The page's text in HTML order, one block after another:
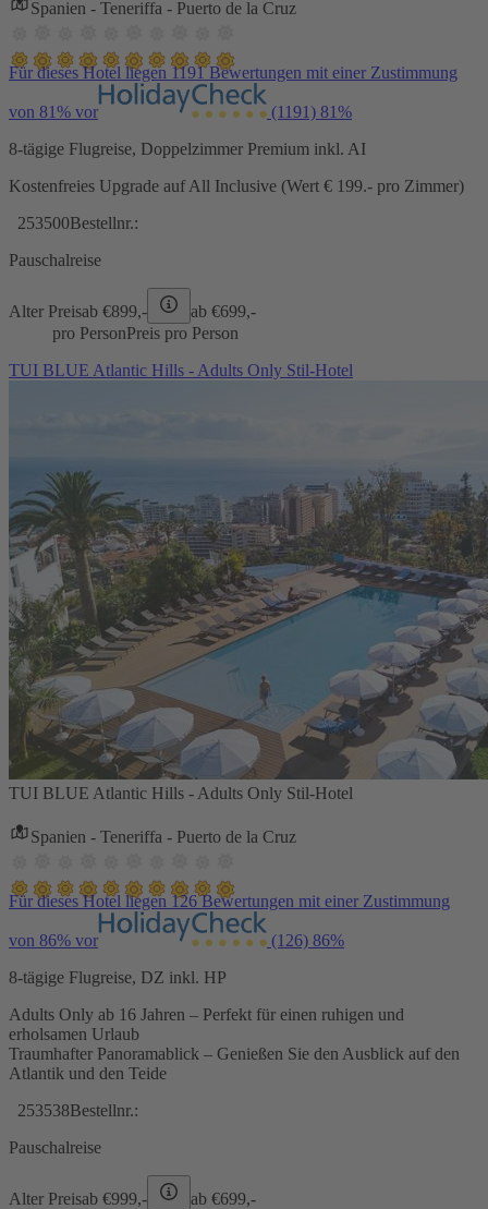
Spanien - Teneriffa - Puerto de la Cruz
Für dieses Hotel liegen 1191 Bewertungen mit einer Zustimmung
von 81% vor (1191) 81%
8-tägige Flugreise, Doppelzimmer Premium inkl. AI
Kostenfreies Upgrade auf All Inclusive (Wert € 199.- pro Zimmer)
253500Bestellnr.:
Pauschalreise
Alter Preisab €899,- ab €699,-
pro PersonPreis pro Person
TUI BLUE Atlantic Hills - Adults Only Stil-Hotel
TUI BLUE Atlantic Hills - Adults Only Stil-Hotel
Spanien - Teneriffa - Puerto de la Cruz
Für dieses Hotel liegen 126 Bewertungen mit einer Zustimmung
von 86% vor (126) 86%
8-tägige Flugreise, DZ inkl. HP
Adults Only ab 16 Jahren – Perfekt für einen ruhigen und
erholsamen Urlaub
Traumhafter Panoramablick – Genießen Sie den Ausblick auf den
Atlantik und den Teide
253538Bestellnr.:
Pauschalreise
Alter Preisab €999,- ab €699,-